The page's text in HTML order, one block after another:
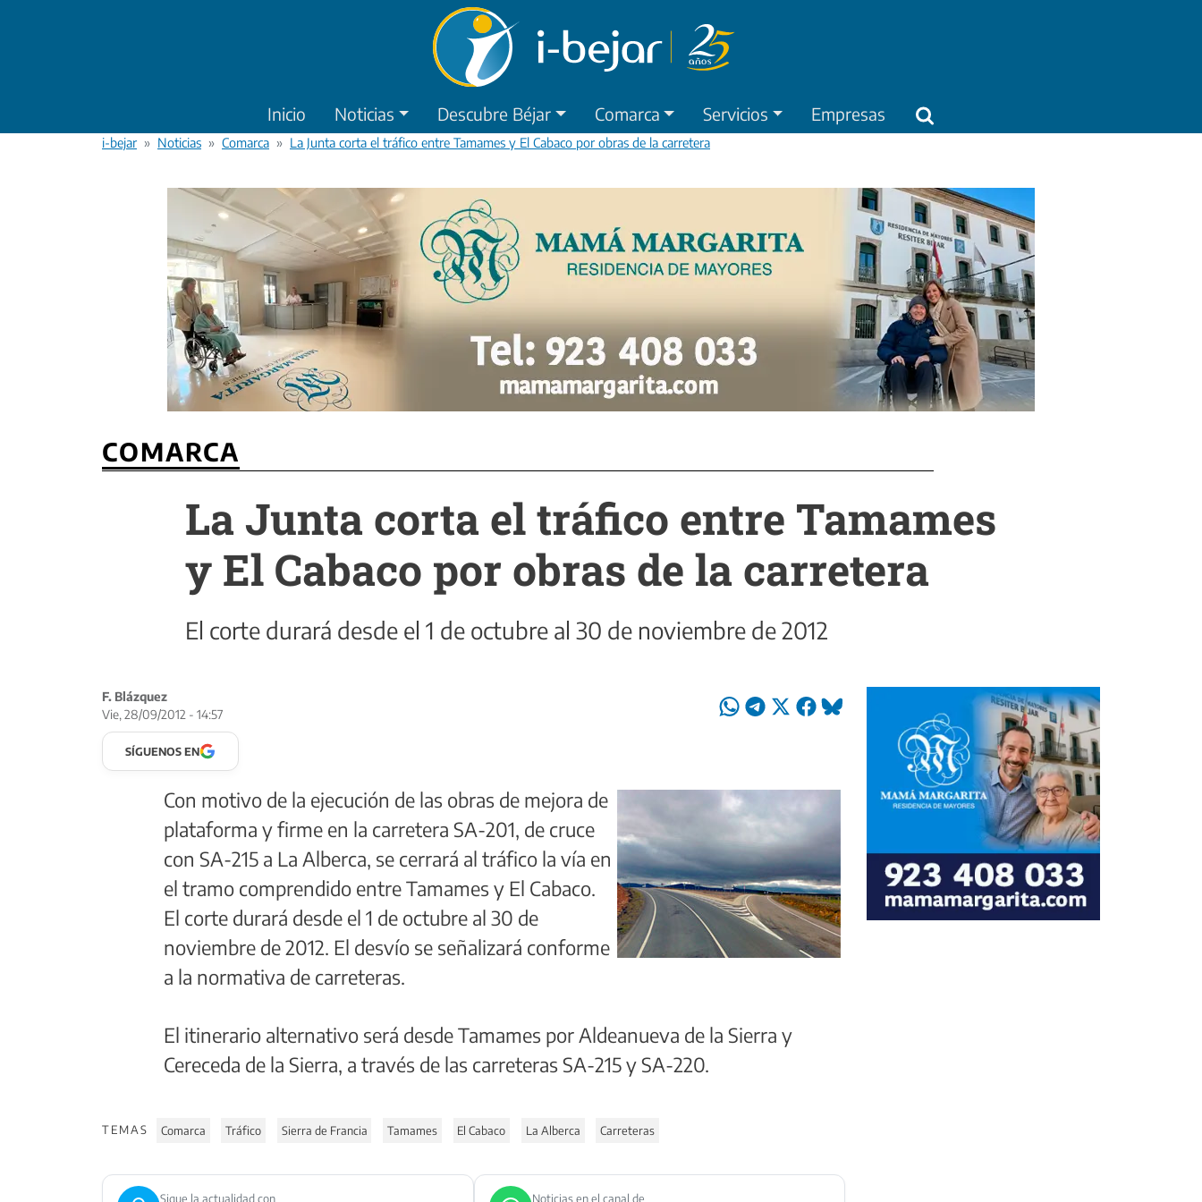
Inicio Noticias Descubre Béjar Comarca Servicios Empresas
i-bejar Noticias Comarca La Junta corta el tráfico entre Tamames y El Cabaco por obras de la carretera
COMARCA
La Junta corta el tráfico entre Tamames
y El Cabaco por obras de la carretera
El corte durará desde el 1 de octubre al 30 de noviembre de 2012
F. Blázquez
Vie, 28/09/2012 - 14:57
SÍGUENOS EN
Con motivo de la ejecución de las obras de mejora de
plataforma y firme en la carretera SA-201, de cruce
con SA-215 a La Alberca, se cerrará al tráfico la vía en
el tramo comprendido entre Tamames y El Cabaco.
El corte durará desde el 1 de octubre al 30 de
noviembre de 2012. El desvío se señalizará conforme
a la normativa de carreteras.
El itinerario alternativo será desde Tamames por Aldeanueva de la Sierra y
Cereceda de la Sierra, a través de las carreteras SA-215 y SA-220.
TEMAS Comarca Tráfico Sierra de Francia Tamames El Cabaco La Alberca Carreteras
Sigue la actualidad con Noticias en el canal de